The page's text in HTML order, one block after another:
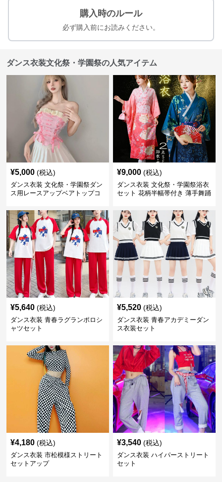
購入時のルール
必ず購入前にお読みください。
ダンス衣装文化祭・学園祭の人気アイテム
¥5,000 (税込)
ダンス衣装 文化祭・学園祭ダン
ス用レースアップベアトップコ
¥9,000 (税込)
ダンス衣装 文化祭・学園祭浴衣
セット 花柄半幅帯付き 薄手舞踊
¥5,640 (税込)
ダンス衣装 青春ラグランポロシ
ャツセット
¥5,520 (税込)
ダンス衣装 青春アカデミーダン
ス衣装セット
¥4,180 (税込)
ダンス衣装 市松模様ストリート
セットアップ
¥3,540 (税込)
ダンス衣装 ハイパーストリート
セット